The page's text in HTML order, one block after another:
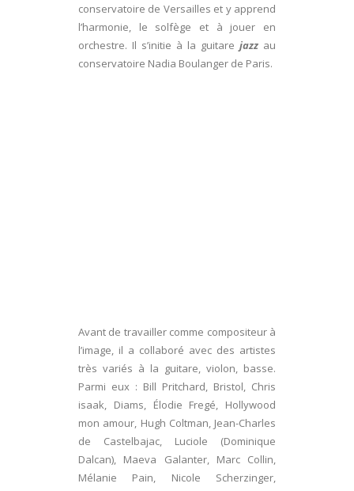
conservatoire de Versailles et y apprend
l’harmonie, le solfège et à jouer en
orchestre. Il s’initie à la guitare jazz au
conservatoire Nadia Boulanger de Paris.
Avant de travailler comme compositeur à
l’image, il a collaboré avec des artistes
très variés à la guitare, violon, basse.
Parmi eux : Bill Pritchard, Bristol, Chris
isaak, Diams, Élodie Fregé, Hollywood
mon amour, Hugh Coltman, Jean-Charles
de Castelbajac, Luciole (Dominique
Dalcan), Maeva Galanter, Marc Collin,
Mélanie Pain, Nicole Scherzinger,